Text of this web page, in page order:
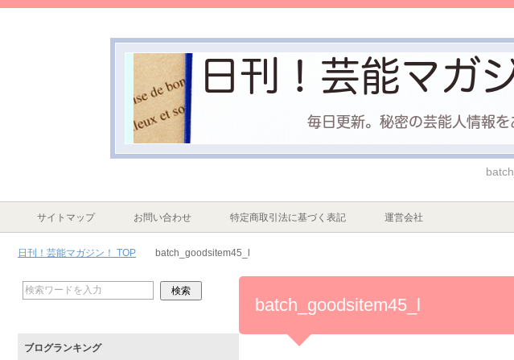
サイトマップ お問い合わせ 特定商取引法に基づく表記 運営会社
日刊！芸能マガジン！ TOP batch_goodsitem45_l
batch_goodsitem45_l
ブログランキング